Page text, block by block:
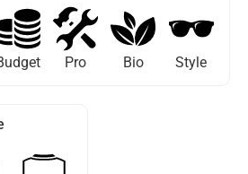
Pro Bio Style